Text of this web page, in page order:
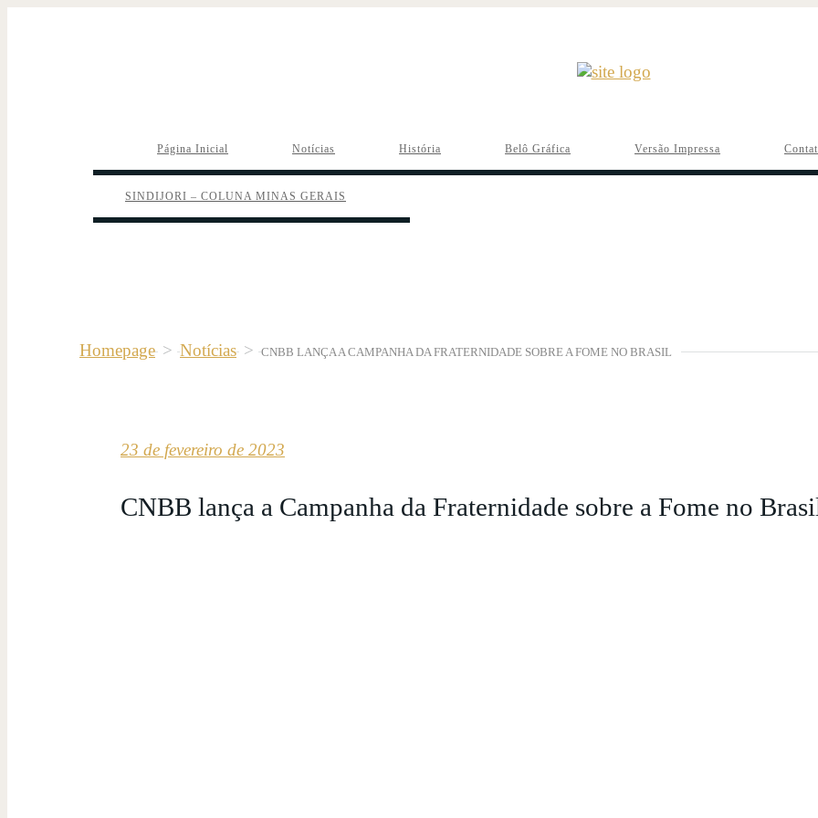
Página Inicial Notícias História Belô Gráfica Versão Impressa
SINDIJORI – COLUNA MINAS GERAIS
Homepage > Notícias > CNBB LANÇA A CAMPANHA DA FRATERNIDADE SOBRE A FOME NO BRASIL
23 de fevereiro de 2023
CNBB lança a Campanha da Fraternidade sobre a Fome no